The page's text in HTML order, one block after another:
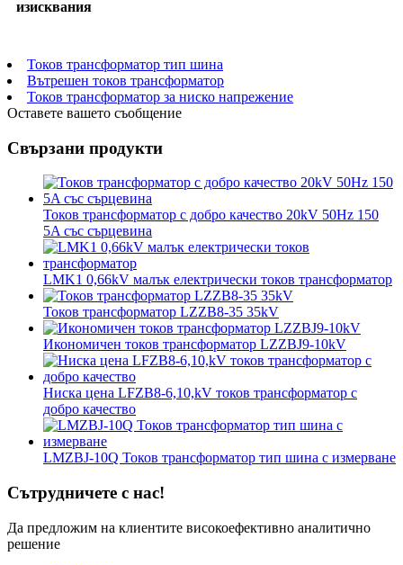
изисквания
Токов трансформатор тип шина
Вътрешен токов трансформатор
Токов трансформатор за ниско напрежение
Оставете вашето съобщение
Свързани продукти
Токов трансформатор с добро качество 20kV 50Hz 150
5A със сърцевина
LMK1 0,66kV малък електрически токов трансформатор
Токов трансформатор LZZB8-35 35kV
Икономичен токов трансформатор LZZBJ9-10kV
Ниска цена LFZB8-6,10,kV токов трансформатор с
добро качество
LMZBJ-10Q Токов трансформатор тип шина с измерване
Сътрудничете с нас!
Да предложим на клиентите високоефективно аналитично
решение